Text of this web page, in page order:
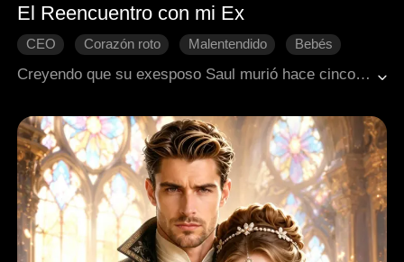
El Reencuentro con mi Ex
CEO Corazón roto Malentendido
Bebés
Creyendo que su exesposo Saul murió hace cinco años, Cathy ha criado sola a su hijo secreto. Pero Saul, quien en realidad fingió su muerte y ahora es un magnate, regresa buscando venganza. La contrata como niñera para atormentarla, pero pronto descubre la verdad sobre su hijo y los sacrificios de Cathy. Ahora, lleno de remordimiento, deberá luchar para reconquistar a la mujer que tanto lastimó.